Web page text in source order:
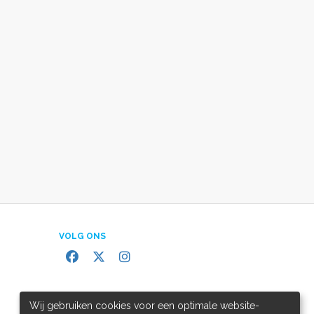
VOLG ONS
Wij gebruiken cookies voor een optimale website-